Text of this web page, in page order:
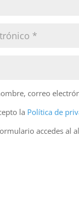
correo
la Política de
accedes al